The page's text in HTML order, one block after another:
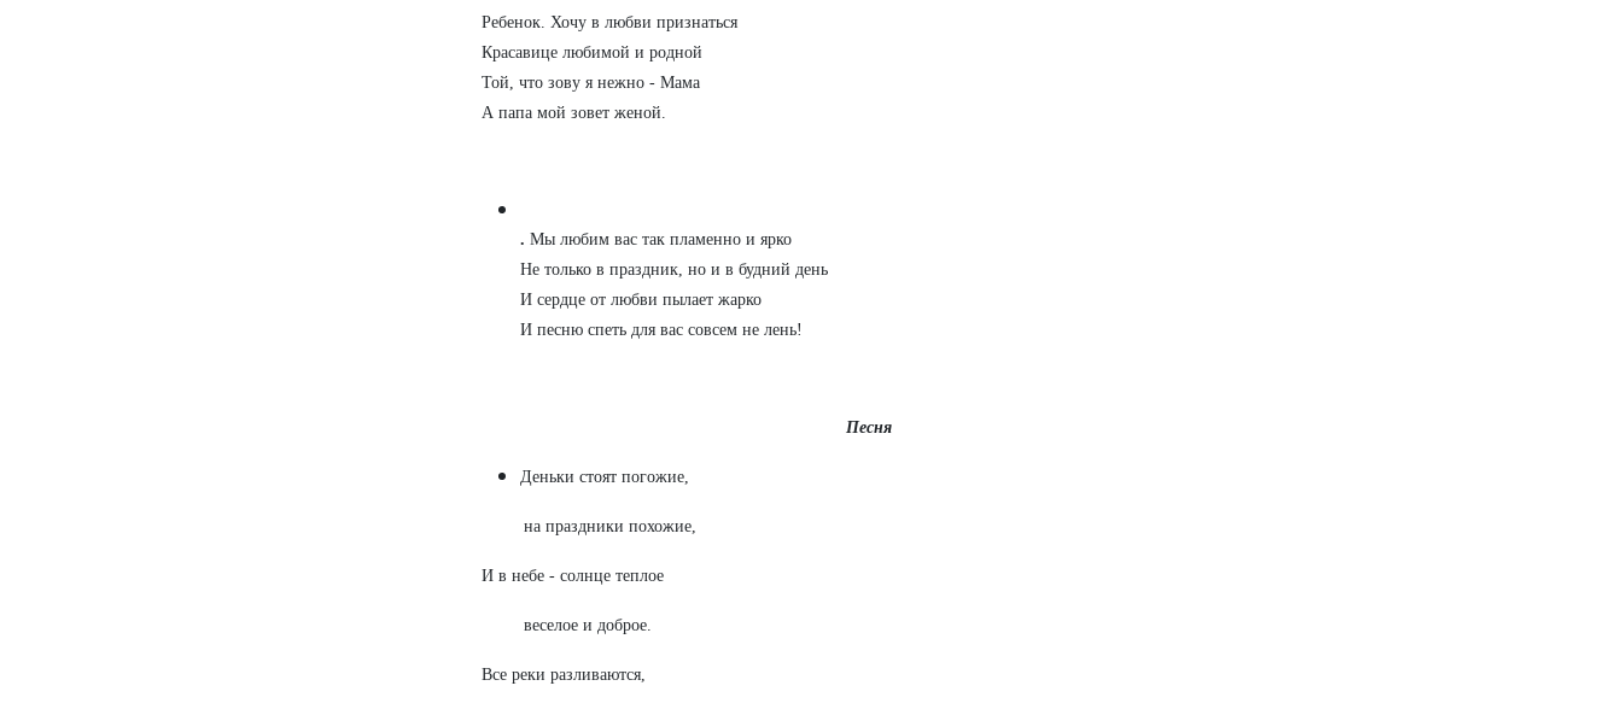
Ребенок. Хочу в любви признаться
Красавице любимой и родной
Той, что зову я нежно - Мама
А папа мой зовет женой.
. Мы любим вас так пламенно и ярко
Не только в праздник, но и в будний день
И сердце от любви пылает жарко
И песню спеть для вас совсем не лень!
Песня
Деньки стоят погожие,
на праздники похожие,
И в небе - солнце теплое
веселое и доброе.
Все реки разливаются,